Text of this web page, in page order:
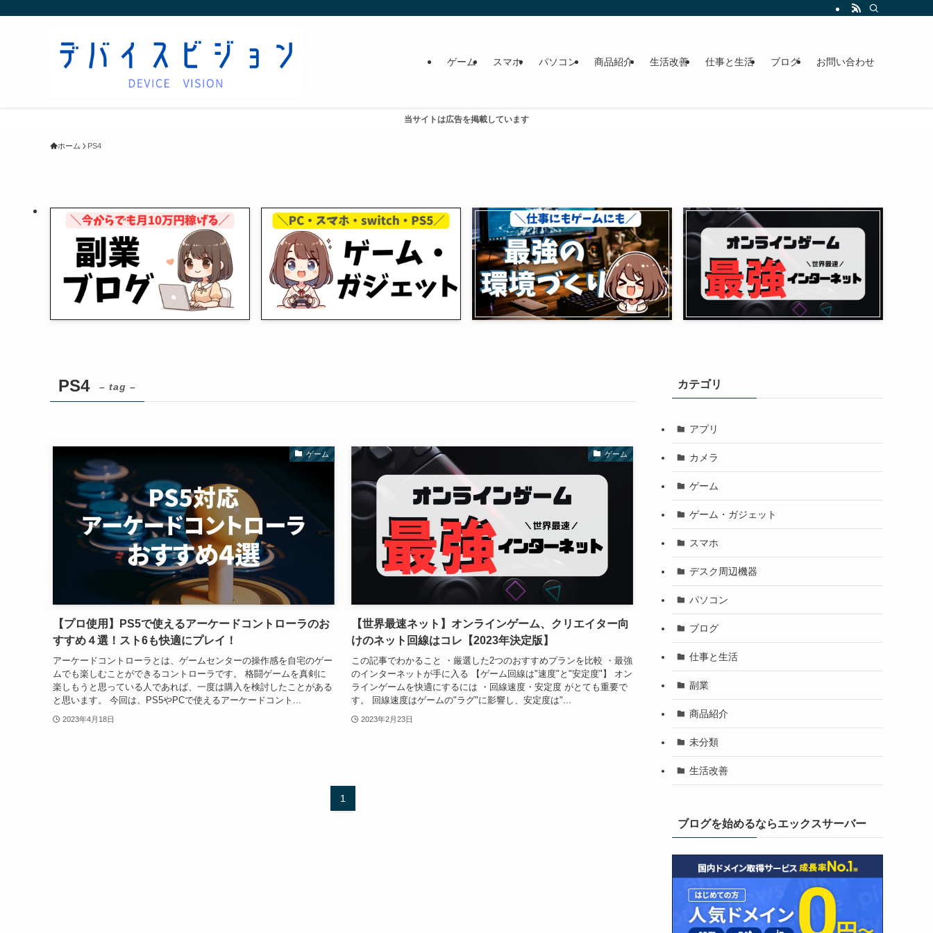
ゲーム スマホ パソコン 商品紹介 生活改善 仕事と生活 ブログ お問い合わせ
当サイトは広告を掲載しています
ホーム PS4
PS4 – tag –
ゲーム
【プロ使用】PS5で使えるアーケードコントローラのお
すすめ４選！スト6も快適にプレイ！
アーケードコントローラとは、ゲームセンターの操作感を自宅のゲー
ムでも楽しむことができるコントローラです。 格闘ゲームを真剣に
楽しもうと思っている人であれば、一度は購入を検討したことがある
と思います。 今回は、PS5やPCで使えるアーケードコント...
2023年4月18日
ゲーム
【世界最速ネット】オンラインゲーム、クリエイター向
けのネット回線はコレ【2023年決定版】
この記事でわかること ・厳選した2つのおすすめプランを比較 ・最強
のインターネットが手に入る 【ゲーム回線は"速度"と"安定度"】 オン
ラインゲームを快適にするには ・回線速度・安定度 がとても重要で
す。 回線速度はゲームの"ラグ"に影響し、安定度は"...
2023年2月23日
1
カテゴリ
アプリ
カメラ
ゲーム
ゲーム・ガジェット
スマホ
デスク周辺機器
パソコン
ブログ
仕事と生活
副業
商品紹介
未分類
生活改善
ブログを始めるならエックスサーバー